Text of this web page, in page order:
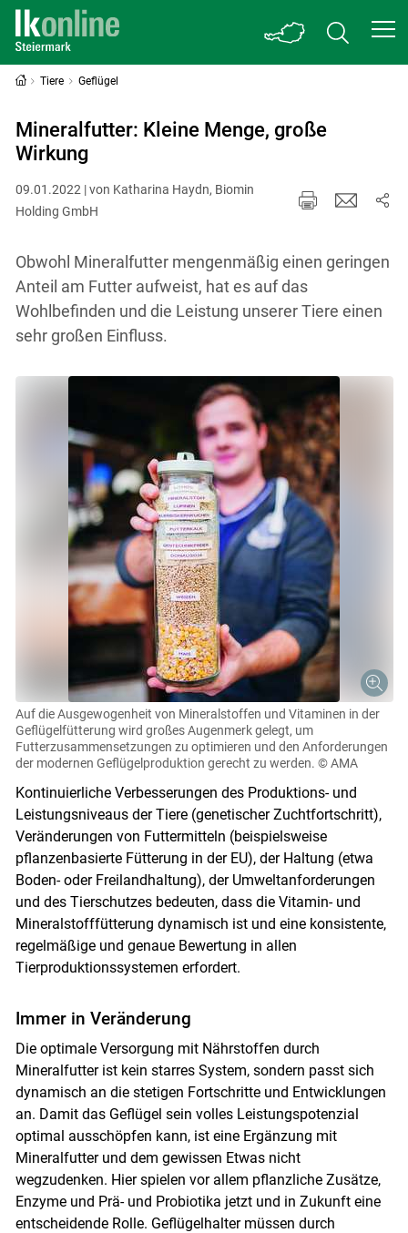
Skip to main content
Tiere Geflügel
Mineralfutter: Kleine Menge, große
Wirkung
09.01.2022 | von Katharina Haydn, Biomin
Holding GmbH
Obwohl Mineralfutter mengenmäßig einen geringen
Anteil am Futter aufweist, hat es auf das
Wohlbefinden und die Leistung unserer Tiere einen
sehr großen Einfluss.
Auf die Ausgewogenheit von Mineralstoffen und Vitaminen in der
Geflügelfütterung wird großes Augenmerk gelegt, um
Futterzusammensetzungen zu optimieren und den Anforderungen
der modernen Geflügelproduktion gerecht zu werden. © AMA
Kontinuierliche Verbesserungen des Produktions- und
Leistungsniveaus der Tiere (genetischer Zuchtfortschritt),
Veränderungen von Futtermitteln (beispielsweise
pflanzenbasierte Fütterung in der EU), der Haltung (etwa
Boden- oder Freilandhaltung), der Umweltanforderungen
und des Tierschutzes bedeuten, dass die Vitamin- und
Mineralstofffütterung dynamisch ist und eine konsistente,
regelmäßige und genaue Bewertung in allen
Tierproduktionssystemen erfordert.
Immer in Veränderung
Die optimale Versorgung mit Nährstoffen durch
Mineralfutter ist kein starres System, sondern passt sich
dynamisch an die stetigen Fortschritte und Entwicklungen
an. Damit das Geflügel sein volles Leistungspotenzial
optimal ausschöpfen kann, ist eine Ergänzung mit
Mineralfutter und dem gewissen Etwas nicht
wegzudenken. Hier spielen vor allem pflanzliche Zusätze,
Enzyme und Prä- und Probiotika jetzt und in Zukunft eine
entscheidende Rolle. Geflügelhalter müssen durch